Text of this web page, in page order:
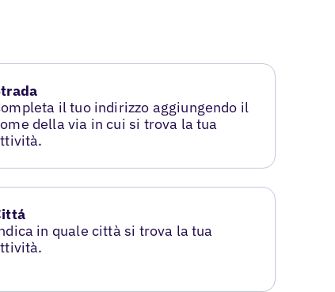
il tuo indirizzo aggiungendo il
della via in cui si trova la tua
in quale città si trova la tua